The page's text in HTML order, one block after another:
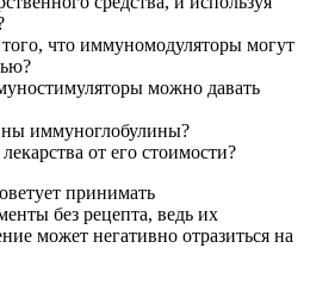
что иммуномодуляторы могут
можно давать
иммуноглобулины?
от его стоимости?
принимать
без рецепта, ведь их
может негативно отразиться на